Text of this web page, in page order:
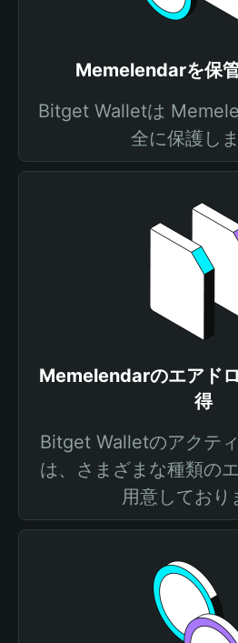
Memelendarを保
Bitget Walletは
全に保護しま
Memelendarのエアド
得
Bitget Walletのアクテ
は、さまざまな種類の
用意しており